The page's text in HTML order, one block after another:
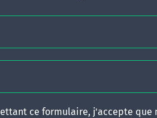
ce formulaire, j'accepte que